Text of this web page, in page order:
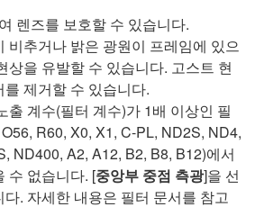
렌즈를 보호할 수 있습니다.
비추거나 밝은 광원이 프레임에 있으
상을 유발할 수 있습니다. 고스트 현
제거할 수 있습니다.
출 계수(필터 계수)가 1배 이상인 필
R60, X0, X1, C-PL, ND2S, ND4,
ND400, A2, A12, B2, B8, B12)에서
수 없습니다. [중앙부 중점 측광]을 선
. 자세한 내용은 필터 문서를 참고